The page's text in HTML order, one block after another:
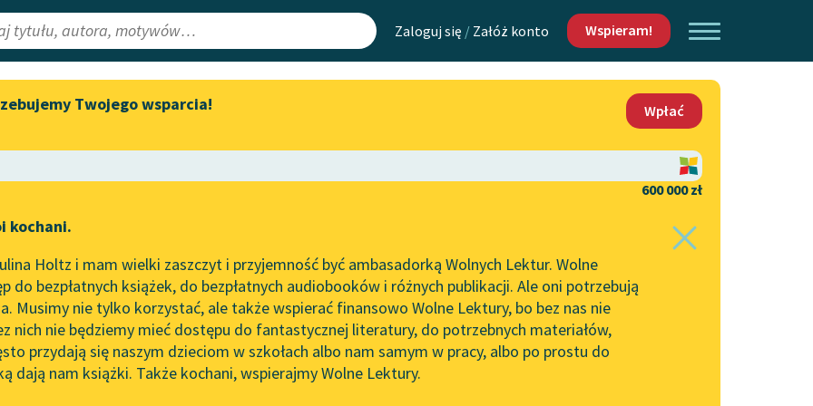
Zaloguj się / Załóż konto Wspieram!
Lektury
redakcyjne
Aktualności
„Prokurator Alicja Horn” do
literatury skandynawskiej
Spotkanie z Katarzyną Tunkiel
w Oslo
102. lata temu zmarł Joseph
Conrad
Mapa Wolnych Lektur
Leśmianator
API
OAI-PMH
Widget Wolnych Lektur
Kontakt
O projekcie
Zasady wykorzystania
Wolnych Lektur
Logotypy
Materiały promocyjne
Twojego wsparcia!
Wpłać
600 000 zł
kochani.
Holtz i mam wielki zaszczyt i przyjemność być ambasadorką Wolnych Lektur. Wolne
do bezpłatnych książek, do bezpłatnych audiobooków i różnych publikacji. Ale oni potrzebują
Musimy nie tylko korzystać, ale także wspierać finansowo Wolne Lektury, bo bez nas nie
nich nie będziemy mieć dostępu do fantastycznej literatury, do potrzebnych materiałów,
przydają się naszym dzieciom w szkołach albo nam samym w pracy, albo po prostu do
dają nam książki. Także kochani, wspierajmy Wolne Lektury.
Kornel Makuszyński✖